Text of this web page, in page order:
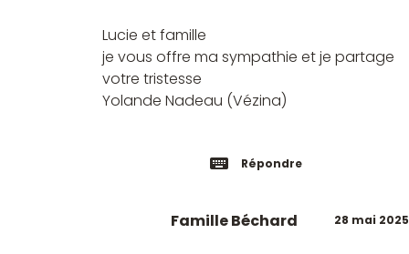
Lucie et famille
je vous offre ma sympathie et je partage
votre tristesse
Yolande Nadeau (Vézina)
Répondre
28 mai 2025
Famille Béchard